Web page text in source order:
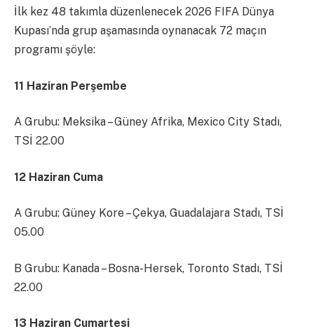
İlk kez 48 takımla düzenlenecek 2026 FIFA Dünya
Kupası’nda grup aşamasında oynanacak 72 maçın
programı şöyle:
11 Haziran Perşembe
A Grubu: Meksika – Güney Afrika, Mexico City Stadı,
TSİ 22.00
12 Haziran Cuma
A Grubu: Güney Kore – Çekya, Guadalajara Stadı, TSİ
05.00
B Grubu: Kanada – Bosna-Hersek, Toronto Stadı, TSİ
22.00
13 Haziran Cumartesi